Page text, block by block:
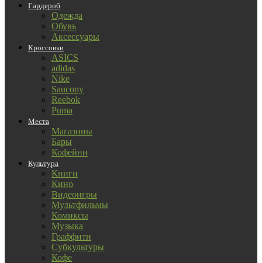
Гардероб
Одежда
Обувь
Аксессуары
Кроссовки
ASICS
adidas
Nike
Saucony
Reebok
Puma
Места
Магазины
Бары
Кофейни
Культура
Книги
Кино
Видеоигры
Мультфильмы
Комиксы
Музыка
Граффити
Субкультуры
Кофе